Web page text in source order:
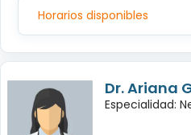
Horarios disponibles
Dr. Ariana
Especialidad: